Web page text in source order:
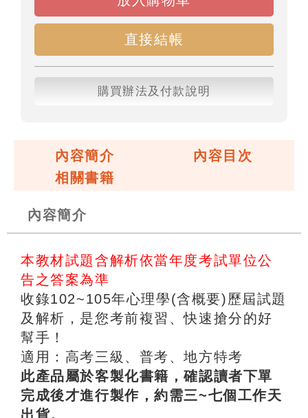
直接結帳
購買辦法及付款說明
內容簡介
內容目次
相關書籍
內容簡介
本教材試題含解析依當年度考試單位公
告之答案為準
收錄102~105年心理學(含概要)歷屆試題
及解析，是您考前複習、快速搶分的好
幫手！
適用：高考三級、普考、地方特考
此產品屬於客製化書籍，確認讀者下單
完成後才進行製作，約需三~七個工作天
出貨。